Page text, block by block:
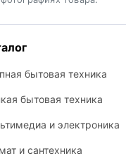
бытовая техника
бытовая техника
и электроника
и сантехника